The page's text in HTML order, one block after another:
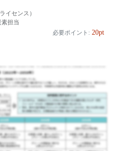
イセンス）
素担当
必要ポイント: 20pt